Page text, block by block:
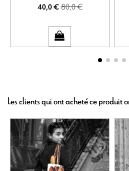
40,0 €80,0 €
Les clients qui ont acheté ce produit